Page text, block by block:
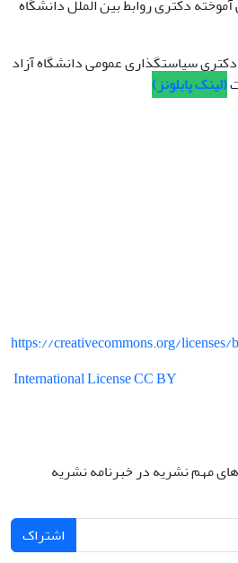
دکتری روابط بین الملل دانشگاه
سیاستگذاری عمومی دانشگاه آزاد
(لینک پابلونز)
https://creativecommons.org/
International License CC BY
های مهم نشریه در خبرنامه نشریه
اشتراک